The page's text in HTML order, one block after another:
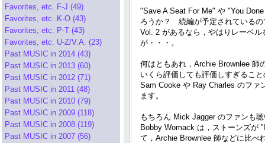
Favorites, etc. F-J (49)
Favorites, etc. K-O (43)
Favorites, etc. P-T (43)
Favorites, etc. U-Z/V.A. (23)
Past MUSIC in 2014 (43)
Past MUSIC in 2013 (60)
Past MUSIC in 2012 (71)
Past MUSIC in 2011 (48)
Past MUSIC in 2010 (79)
Past MUSIC in 2009 (118)
Past MUSIC in 2008 (119)
Past MUSIC in 2007 (56)
"Save A Seat For Me" や "You
ろうか？ 続編が予定されているの
Vol. 2 があるなら，やはりレーベ
が・・・。
何はともあれ，Archie Brownlee 師
いくら評価しても評価しすぎるこ
Sam Cooke や Ray Charles のファ
ます。
もちろん Mick Jagger のファンも
Bobby Womack は，ストーンズが
て，Archie Brownlee 師などに比べ